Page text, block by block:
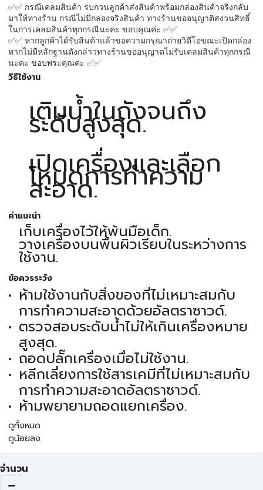
✅✅ กรณีเคลมสินค้า รบกวนลูกค้าส่งสินค้าพร้อมกล่องสินค้าจริงกลับ
มาให้ทางร้าน กรณีไม่มีกล่องจริงสินค้า ทางร้านขออนุญาติสงวนสิทธิ์
ในการเคลมสินค้าทุกกรณีนะคะ ขอบคุณค่ะ ✅✅
✅✅ หากลูกค้าได้รับสินค้าแล้วขอความกรุณาถ่ายวิดีโอขณะเปิดกล่อง
หากไม่มีหลักฐานดังกล่าวทางร้านขออนุญาตไม่รับเคลมสินค้าทุกกรณี
นะคะ ขอบพระคุณค่ะ ✅✅
วิธีใช้งาน
เติมน้ำในถังจนถึง
ระดับสูงสุด.
เปิดเครื่องและเลือก
โหมดการทำความ
สะอาด.
คำแนะนำ
เก็บเครื่องไว้ให้พ้นมือเด็ก.
วางเครื่องบนพื้นผิวเรียบในระหว่างการ
ใช้งาน.
ข้อควรระวัง
ห้ามใช้งานกับสิ่งของที่ไม่เหมาะสมกับ
การทำความสะอาดด้วยอัลตราซาวด์.
ตรวจสอบระดับน้ำไม่ให้เกินเครื่องหมาย
สูงสุด.
ถอดปลั๊กเครื่องเมื่อไม่ใช้งาน.
หลีกเลี่ยงการใช้สารเคมีที่ไม่เหมาะสมกับ
การทำความสะอาดอัลตราซาวด์.
ห้ามพยายามถอดแยกเครื่อง.
ดูทั้งหมด
ดูน้อยลง
จำนวน